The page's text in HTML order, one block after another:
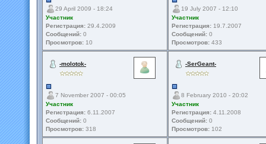
29 April 2009 - 18:24
Участник
Регистрация: 29.4.2009
Сообщений: 0
Просмотров: 10
19 July 2007 - 12:10
Участник
Регистрация: 19.7.2007
Сообщений: 0
Просмотров: 433
-molotok-
7 November 2007 - 00:05
Участник
Регистрация: 6.11.2007
Сообщений: 0
Просмотров: 318
-SerGeant-
8 February 2010 - 20:02
Участник
Регистрация: 4.11.2008
Сообщений: 0
Просмотров: 102